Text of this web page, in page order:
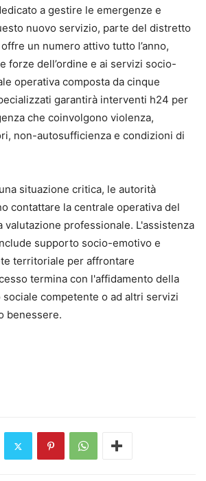
a gestire le emergenze e
nuovo servizio, parte del distretto
un numero attivo tutto l’anno,
forze dell’ordine e ai servizi socio-
operativa composta da cinque
garantirà interventi h24 per
che coinvolgono violenza,
non-autosufficienza e condizioni di
situazione critica, le autorità
contattare la centrale operativa del
valutazione professionale. L'assistenza
supporto socio-emotivo e
territoriale per affrontare
termina con l'affidamento della
competente o ad altri servizi
benessere.